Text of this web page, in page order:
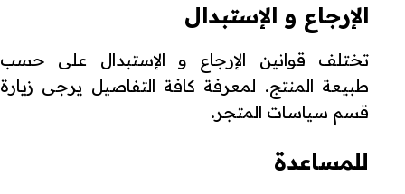
الإرجاع و الإستبدال
تختلف قوانين الإرجاع و الإستبدال على حسب
طبيعة المنتج. لمعرفة كافة التفاصيل يرجى زيارة
قسم سياسات المتجر.
للمساعدة